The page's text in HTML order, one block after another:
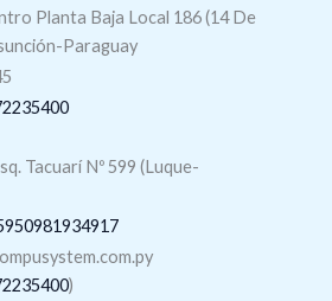
Planta Baja Local 186 (14 De
Paraguay
Tacuarí Nº 599 (Luque-
)